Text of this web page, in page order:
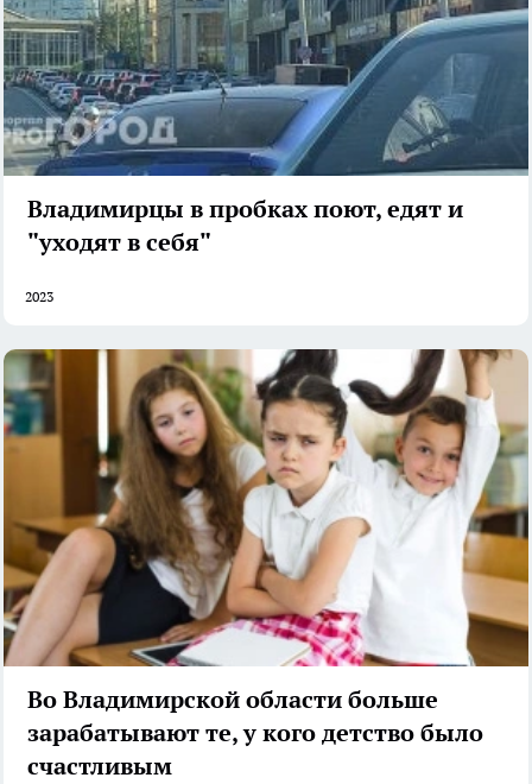
Владимирцы в пробках поют, едят и
"уходят в себя"
2023
Во Владимирской области больше
зарабатывают те, у кого детство было
счастливым